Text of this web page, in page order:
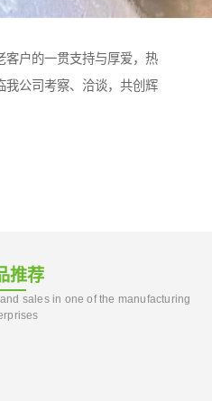
客户的一贯支持与厚爱，热
我公司考察、洽谈，共创辉
推荐
sales in one of the manufacturing